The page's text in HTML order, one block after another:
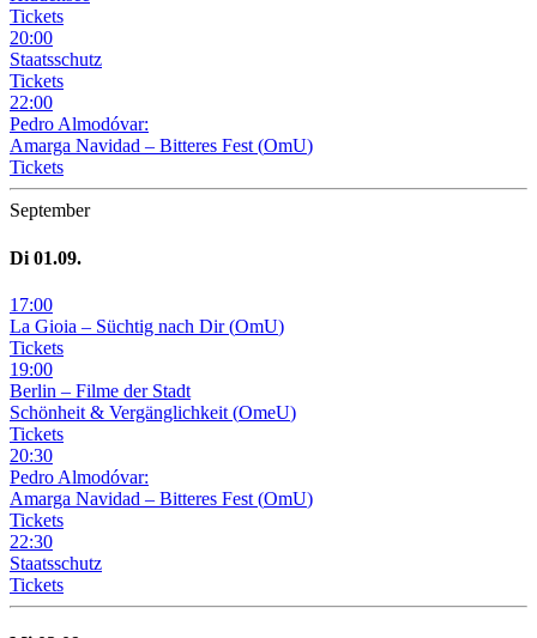
Tickets
20:00
Staatsschutz
Tickets
22:00
Pedro Almodóvar:
Amarga Navidad – Bitteres Fest (OmU)
Tickets
September
Di 01.09.
17:00
La Gioia – Süchtig nach Dir (OmU)
Tickets
19:00
Berlin – Filme der Stadt
Schönheit & Vergänglichkeit (OmeU)
Tickets
20:30
Pedro Almodóvar:
Amarga Navidad – Bitteres Fest (OmU)
Tickets
22:30
Staatsschutz
Tickets